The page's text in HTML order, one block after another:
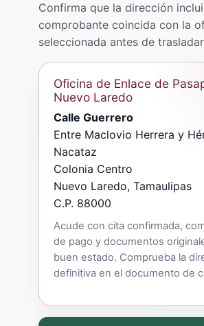
Confirma que la dirección
comprobante coincida con la
seleccionada antes de
Oficina de Enlace de
Nuevo Laredo
Calle Guerrero
Entre Maclovio Herrera y
Nacataz
Colonia Centro
Nuevo Laredo, Tamaulipas
C.P. 88000
Acude con cita confirmada,
de pago y documentos
buen estado. Comprueba la
definitiva en el documento de